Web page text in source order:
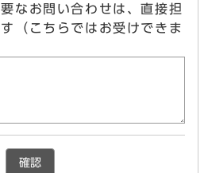
なお問い合わせは、直接担
（こちらではお受けできま
確認